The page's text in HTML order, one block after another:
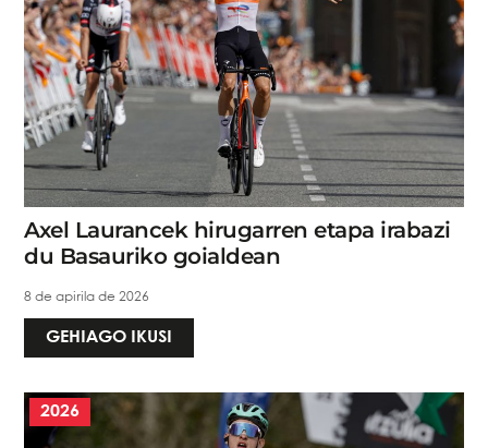
Axel Laurancek hirugarren etapa irabazi
du Basauriko goialdean
8 de apirila de 2026
GEHIAGO IKUSI
2026